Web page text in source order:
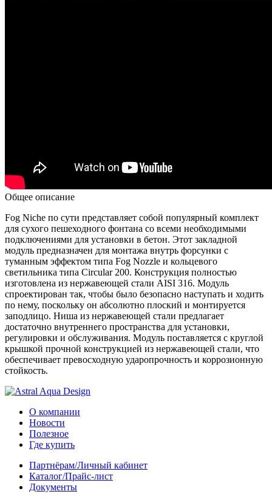
Общее описание
Fog Niche по сути представляет собой популярный комплект
для сухого пешеходного фонтана со всеми необходимыми
подключениями для установки в бетон. Этот закладной
модуль предназначен для монтажа внутрь форсунки с
туманным эффектом типа Fog Nozzle и кольцевого
светильника типа Circular 200. Конструкция полностью
изготовлена из нержавеющей стали AISI 316. Модуль
спроектирован так, чтобы было безопасно наступать и ходить
по нему, поскольку он абсолютно плоский и монтируется
заподлицо. Ниша из нержавеющей стали предлагает
достаточно внутреннего пространства для установки,
регулировки и обслуживания. Модуль поставляется с круглой
крышкой прочной конструкцией из нержавеющей стали, что
обеспечивает превосходную ударопрочность и коррозионную
стойкость.
О компании
Новости
Полезное
Где купить
Партнёрам/Личный кабинет
Каталог/Прайс-лист
Документы